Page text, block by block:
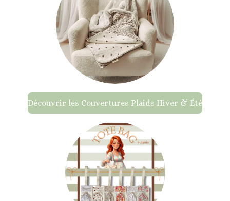
Découvrir les Couvertures Plaids Hiver & Été